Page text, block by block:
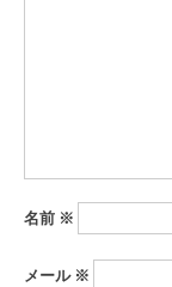
名前 ※
メール ※